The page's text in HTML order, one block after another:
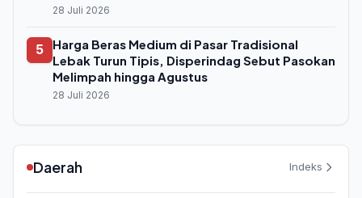
28 Juli 2026
5
Harga Beras Medium di Pasar Tradisional
Lebak Turun Tipis, Disperindag Sebut Pasokan
Melimpah hingga Agustus
28 Juli 2026
Daerah Indeks